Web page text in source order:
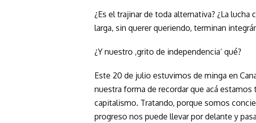
¿Es el trajinar de toda alternativa? ¿La
larga, sin querer queriendo, terminan
¿Y nuestro ‚grito de independencia‘ qué?
Este 20 de julio estuvimos de minga en
nuestra forma de recordar que acá
capitalismo. Tratando, porque somos
progreso nos puede llevar por delante y